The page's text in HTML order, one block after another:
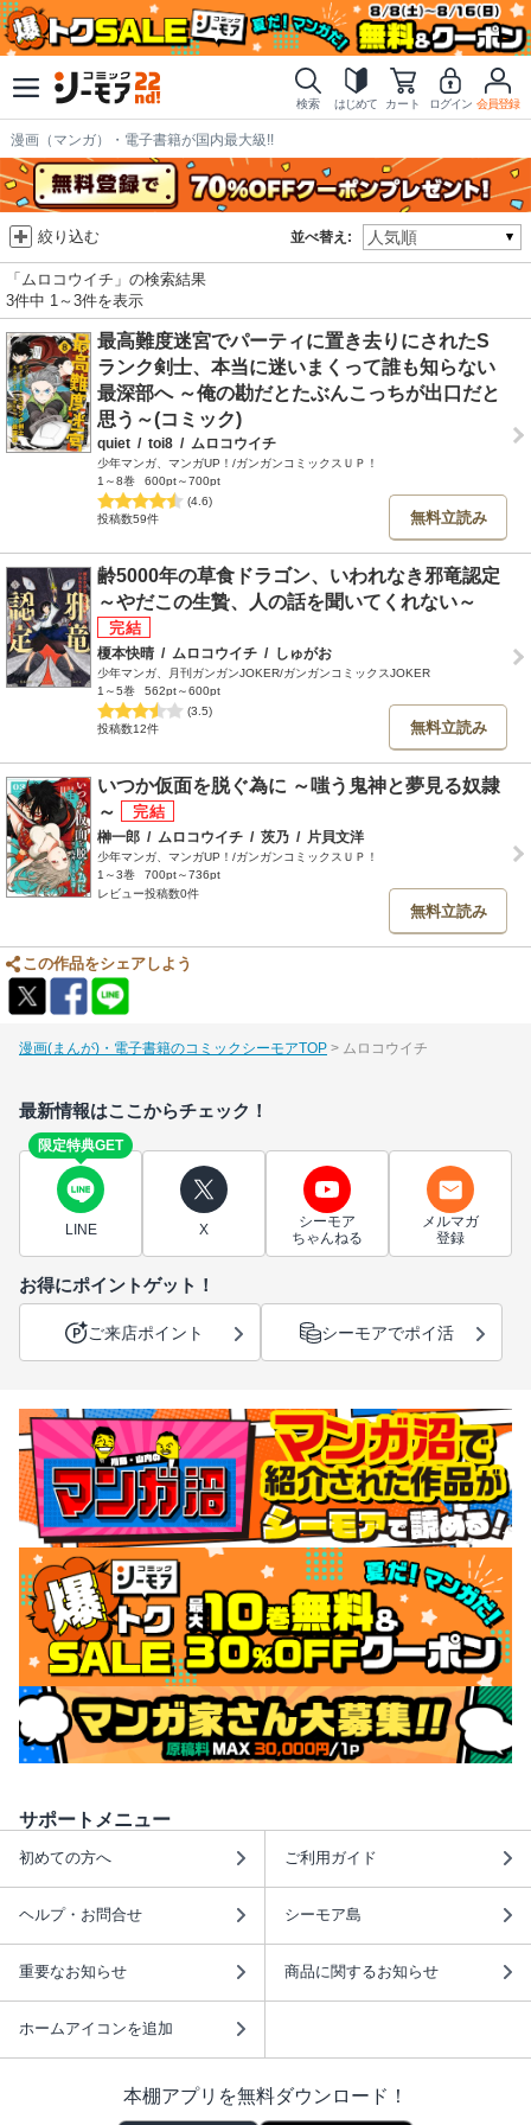
検索 はじめて カート ログイン 会員登録
漫画（マンガ）・電子書籍が国内最大級!!
並べ替え:
絞り込む
「ムロコウイチ」の検索結果
3件中 1～3件を表示
最高難度迷宮でパーティに置き去りにされたS
ランク剣士、本当に迷いまくって誰も知らない
最深部へ ～俺の勘だとたぶんこっちが出口だと
思う～(コミック)
quiet / toi8 / ムロコウイチ
少年マンガ、マンガUP！/ガンガンコミックスＵＰ！
1～8巻
600pt～700pt
(4.6)
投稿数59件
無料立読み
齢5000年の草食ドラゴン、いわれなき邪竜認定
～やだこの生贄、人の話を聞いてくれない～
榎本快晴 / ムロコウイチ / しゅがお
少年マンガ、月刊ガンガンJOKER/ガンガンコミックスJOKER
1～5巻
562pt～600pt
(3.5)
投稿数12件
無料立読み
いつか仮面を脱ぐ為に ～嗤う鬼神と夢見る奴隷
～
榊一郎 / ムロコウイチ / 茨乃 / 片貝文洋
少年マンガ、マンガUP！/ガンガンコミックスＵＰ！
1～3巻
700pt～736pt
レビュー投稿数0件
無料立読み
この作品をシェアしよう
漫画(まんが)・電子書籍のコミックシーモアTOP ムロコウイチ
最新情報はここからチェック！
限定特典GET
LINE X
シーモア
ちゃんねる
メルマガ
登録
お得にポイントゲット！
ご来店ポイント シーモアでポイ活
サポートメニュー
初めての方へ ご利用ガイド
ヘルプ・お問合せ シーモア島
重要なお知らせ 商品に関するお知らせ
ホームアイコンを追加
本棚アプリを無料ダウンロード！